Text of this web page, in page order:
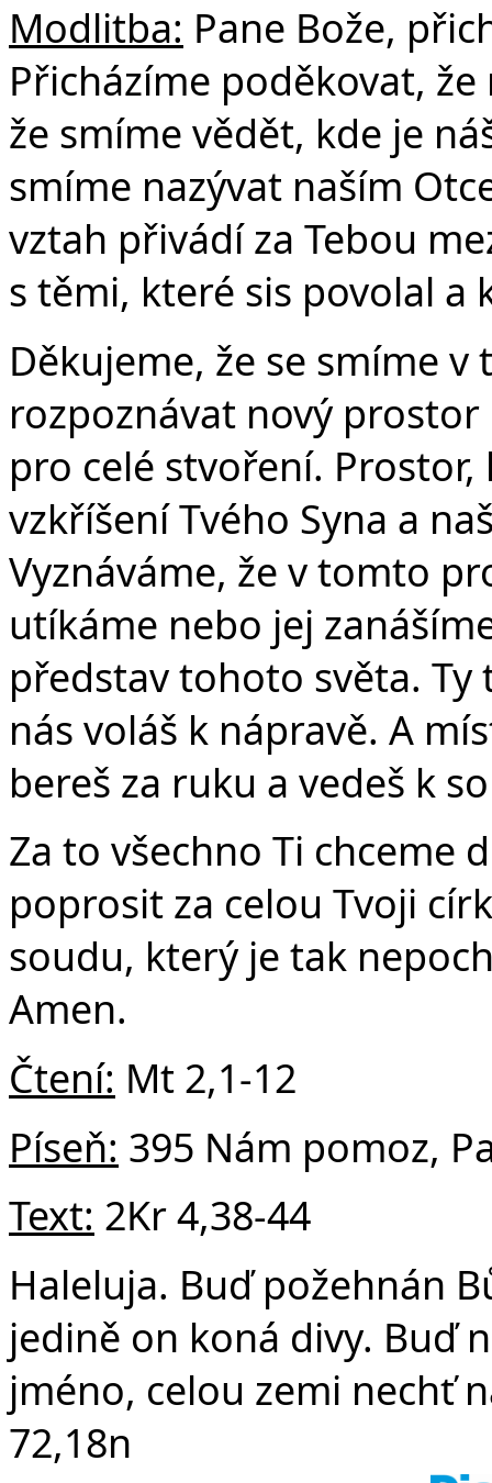
v
Modlitba: Pane Bože,
Přicházíme poděkovat,
že smíme vědět, kde je
smíme nazývat naším
vztah přivádí za Tebou
s těmi, které sis povolal
Děkujeme, že se smíme
rozpoznávat nový
pro celé stvoření.
vzkříšení Tvého Syna a
Vyznáváme, že v tomto
utíkáme nebo jej
představ tohoto světa. Ty
nás voláš k nápravě. A
bereš za ruku a vedeš k
Za to všechno Ti chceme
poprosit za celou Tvoji
soudu, který je tak
Amen.
Čtení: Mt 2,1-12
Píseň: 395 Nám pomoz,
Text: 2Kr 4,38-44
Haleluja. Buď požehnán
jedině on koná divy. Buď
jméno, celou zemi nechť
72,18n